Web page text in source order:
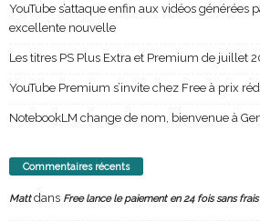
YouTube s’attaque enfin aux vidéos générées
excellente nouvelle
Les titres PS Plus Extra et Premium de juillet
YouTube Premium s’invite chez Free à prix
NotebookLM change de nom, bienvenue à
Commentaires récents
Mattdans Free lance le paiement en 24 fois sans